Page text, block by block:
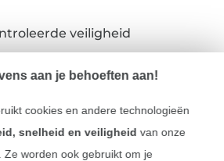
veiligheid
aan je behoeften aan!
cookies en andere technologieën
snelheid en veiligheid van onze
worden ook gebruikt om je